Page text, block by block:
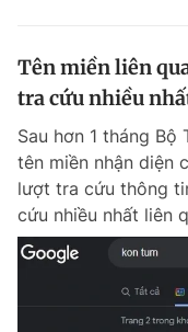
Tên miền liên
tra cứu nhiều
Sau hơn 1 tháng
tên miền nhận diện
lượt tra cứu thông
cứu nhiều nhất liên